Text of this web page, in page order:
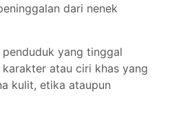
dari nenek
yang tinggal
karakter atau ciri khas yang
kulit, etika ataupun